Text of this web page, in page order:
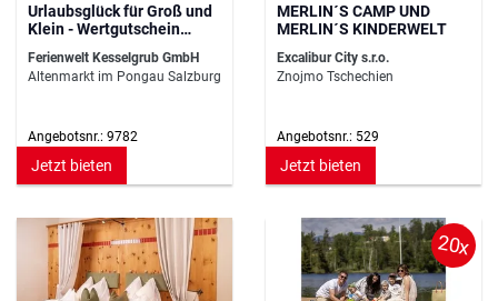
Urlaubsglück für Groß und
Klein - Wertgutschein
Ferienwelt Kesselgrub GmbH
Altenmarkt im Pongau Salzburg
Angebotsnr.: 9782
Jetzt bieten
MERLIN´S CAMP UND
MERLIN´S KINDERWELT
Excalibur City s.r.o.
Znojmo Tschechien
Angebotsnr.: 529
Jetzt bieten
20x